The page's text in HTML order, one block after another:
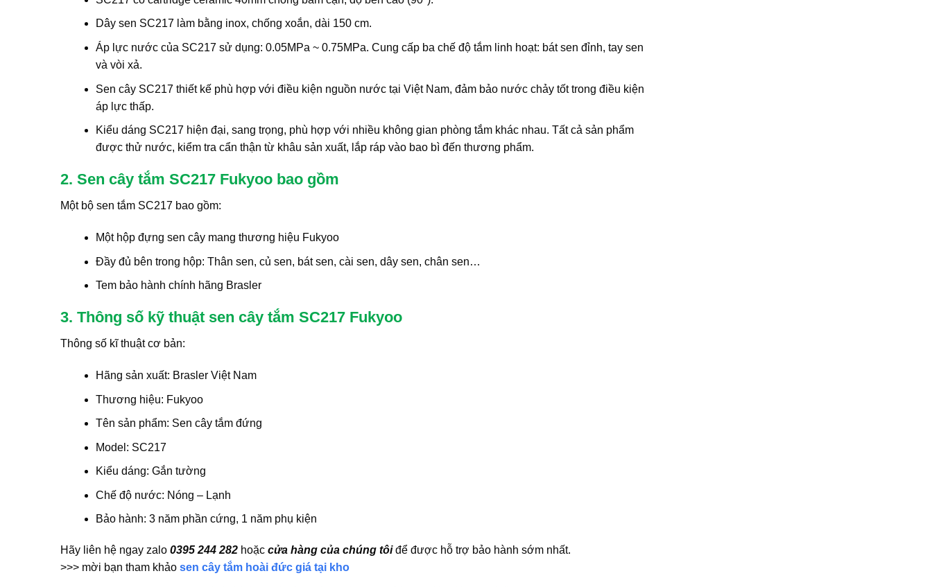
Dây sen SC217 làm bằng inox, chống xoắn, dài 150 cm.
Áp lực nước của SC217 sử dụng: 0.05MPa ~ 0.75MPa. Cung cấp ba chế độ tắm linh hoạt: bát sen đỉnh, tay sen
và vòi xả.
Sen cây SC217 thiết kế phù hợp với điều kiện nguồn nước tại Việt Nam, đảm bảo nước chảy tốt trong điều kiện
áp lực thấp.
Kiểu dáng SC217 hiện đại, sang trọng, phù hợp với nhiều không gian phòng tắm khác nhau. Tất cả sản phẩm
được thử nước, kiểm tra cẩn thận từ khâu sản xuất, lắp ráp vào bao bì đến thương phẩm.
2. Sen cây tắm SC217 Fukyoo bao gồm
Một bộ sen tắm SC217 bao gồm:
Một hộp đựng sen cây mang thương hiệu Fukyoo
Đầy đủ bên trong hộp: Thân sen, củ sen, bát sen, cài sen, dây sen, chân sen…
Tem bảo hành chính hãng Brasler
3. Thông số kỹ thuật sen cây tắm SC217 Fukyoo
Thông số kĩ thuật cơ bản:
Hãng sản xuất: Brasler Việt Nam
Thương hiệu: Fukyoo
Tên sản phẩm: Sen cây tắm đứng
Model: SC217
Kiểu dáng: Gắn tường
Chế độ nước: Nóng – Lạnh
Bảo hành: 3 năm phần cứng, 1 năm phụ kiện
Hãy liên hệ ngay zalo 0395 244 282 hoặc cửa hàng của chúng tôiđể được hỗ trợ bảo hành sớm nhất.
>>> mời bạn tham khảo sen cây tắm hoài đức giá tại kho